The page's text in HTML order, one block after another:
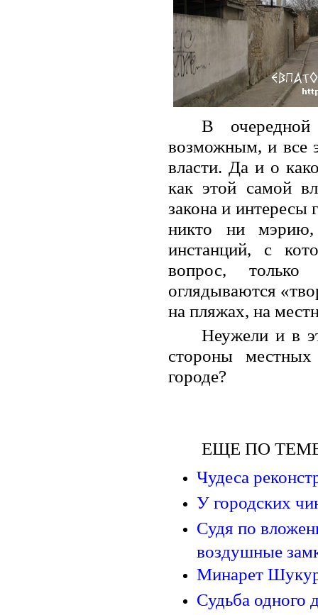
В
возможным, и все
власти. Да и о
как этой самой
закона и интересы
никто ни мэрию,
инстанций, с
вопрос,
оглядываются
на пляжах, на
Неужели и в
стороны
городе?
ЕЩЕ ПО
Чудеса
У городских
Судя по
воздушные
Минарет
Судьба одного